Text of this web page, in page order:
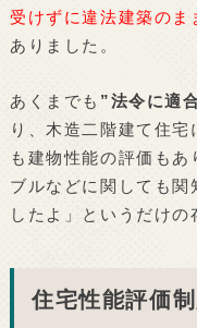
受けずに違法建築のま
ありました。
あくまでも ”法令に適
り、木造二階建て住
も建物性能の評価も
ブルなどに関しても関
したよ」というだけの
住宅性能評価